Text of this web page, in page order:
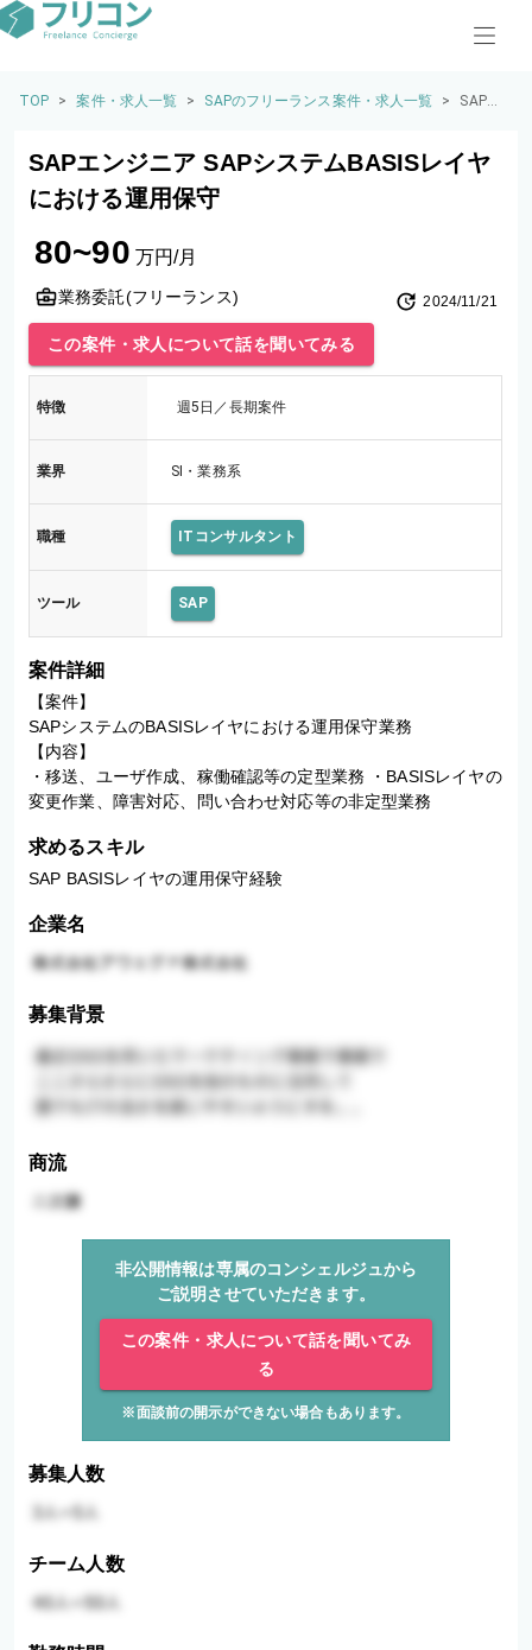
TOP > 案件・求人一覧 > SAPのフリーランス案件・求人一覧 >
SAPエ
システ
SAPエンジニア SAPシステムBASISレイヤ
における運用保守
80~90 万円/月
業務委託(フリーランス) 2024/11/21
この案件・求人について話を聞いてみる
特徴 週5日／長期案件
業界 SI・業務系
職種 ITコンサルタント
ツール SAP
案件詳細
【案件】
SAPシステムのBASISレイヤにおける運用保守業務
【内容】
・移送、ユーザ作成、稼働確認等の定型業務 ・BASISレイヤの
変更作業、障害対応、問い合わせ対応等の非定型業務
求めるスキル
SAP BASISレイヤの運用保守経験
企業名
募集背景
商流
非公開情報は専属のコンシェルジュから
ご説明させていただきます。
この案件・求人について話を聞いてみ
る
※面談前の開示ができない場合もあります。
募集人数
チーム人数